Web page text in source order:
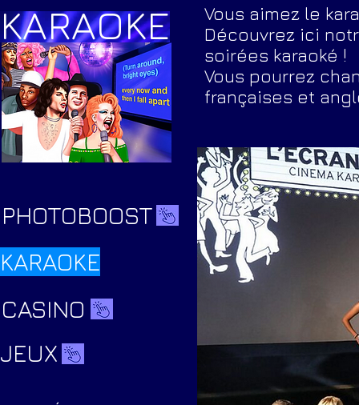
KARAOKE
PHOTOBOOST
KARAOKE
CASINO
JEUX
Vous aimez le
Découvrez ici
soirées karaoké !
Vous pourrez
françaises et